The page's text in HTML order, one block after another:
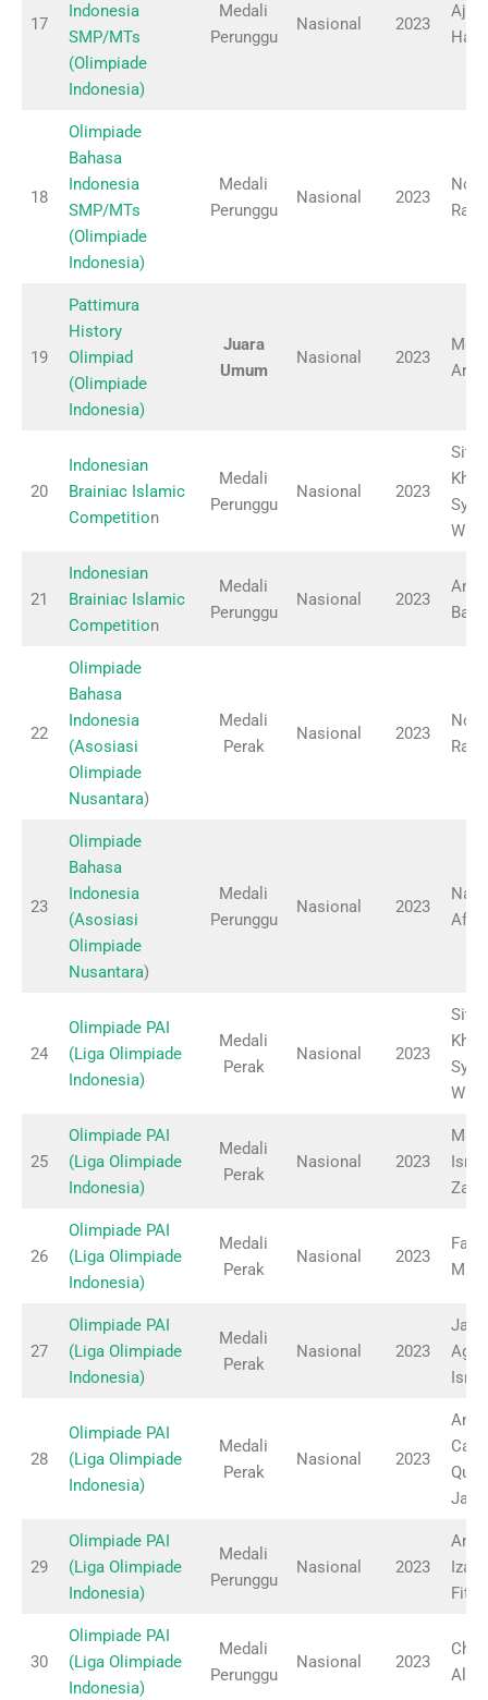
17
Indonesia
SMP/MTs
(Olimpiade
Indonesia)
Medali
Perunggu
Nasional 2023
18
Olimpiade
Bahasa
Indonesia
SMP/MTs
(Olimpiade
Indonesia)
Medali
Perunggu
Nasional 2023
Novi
19
Pattimura
History
Olimpiad
(Olimpiade
Indonesia)
Juara
Umum
Nasional 2023
20
Indonesian
Brainiac Islamic
Competition
Medali
Perunggu
Nasional 2023
Siti
21
Indonesian
Brainiac Islamic
Competition
Medali
Perunggu
Nasional 2023
22
Olimpiade
Bahasa
Indonesia
(Asosiasi
Olimpiade
Nusantara)
Medali
Perak
Nasional 2023
Novi
23
Olimpiade
Bahasa
Indonesia
(Asosiasi
Olimpiade
Nusantara)
Medali
Perunggu
Nasional 2023
24
Olimpiade PAI
(Liga Olimpiade
Indonesia)
Medali
Perak
Nasional 2023
Siti
25
Olimpiade PAI
(Liga Olimpiade
Indonesia)
Medali
Perak
Nasional 2023
26
Olimpiade PAI
(Liga Olimpiade
Indonesia)
Medali
Perak
Nasional 2023
27
Olimpiade PAI
(Liga Olimpiade
Indonesia)
Medali
Perak
Nasional 2023
28
Olimpiade PAI
(Liga Olimpiade
Indonesia)
Medali
Perak
Nasional 2023
29
Olimpiade PAI
(Liga Olimpiade
Indonesia)
Medali
Perunggu
Nasional 2023
Anis
30
Olimpiade PAI
(Liga Olimpiade
Indonesia)
Medali
Perunggu
Nasional 2023